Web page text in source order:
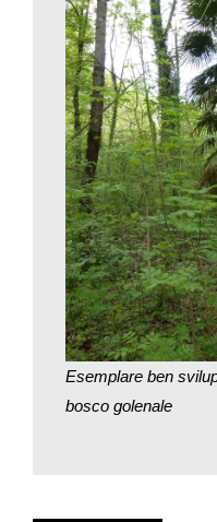
progetto, basi
nel contenimento
può registrare un primo
è ancora vietata per legge
non dovremmo più
Esemplare ben
bosco golenale